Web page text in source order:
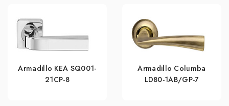
Armadillo KEA SQ001-
21CP-8
Armadillo Columba
LD80-1AB/GP-7